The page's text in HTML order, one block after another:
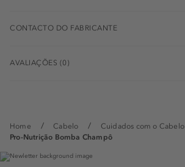
Home Cabelo Cuidados com o Cabelo
Pro-Nutrição Bomba Champô
CONTACTO DO FABRICANTE
AVALIAÇÕES (0)